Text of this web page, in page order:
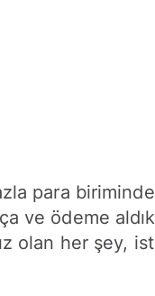
para
ve ödeme
olan her şey,